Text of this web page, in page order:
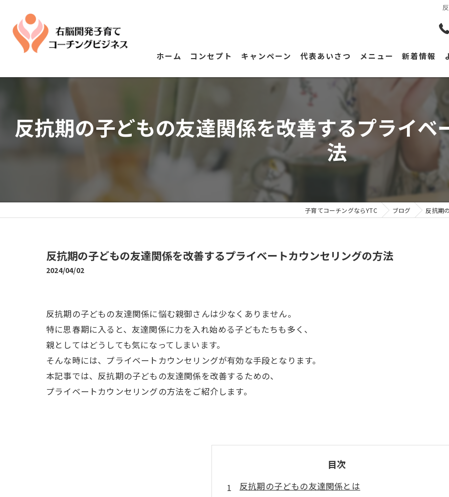
ホーム コンセプト キャンペーン 代表あいさつ メニュー 新着情報
反抗期の子どもの友達関係を改善するプライベ
法
子育てコーチングならYTC ブログ 反抗期
反抗期の子どもの友達関係を改善するプライベートカウンセリングの方法
2024/04/02
反抗期の子どもの友達関係に悩む親御さんは少なくありません。
特に思春期に入ると、友達関係に力を入れ始める子どもたちも多く、
親としてはどうしても気になってしまいます。
そんな時には、プライベートカウンセリングが有効な手段となります。
本記事では、反抗期の子どもの友達関係を改善するための、
プライベートカウンセリングの方法をご紹介します。
目次
反抗期の子どもの友達関係とは